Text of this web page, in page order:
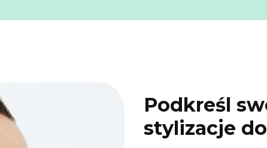
Podkreśl
stylizacje